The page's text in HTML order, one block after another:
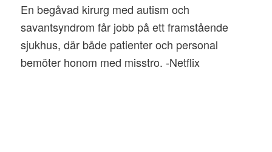
En begåvad kirurg med autism och
savantsyndrom får jobb på ett framstående
sjukhus, där både patienter och personal
bemöter honom med misstro. -Netflix